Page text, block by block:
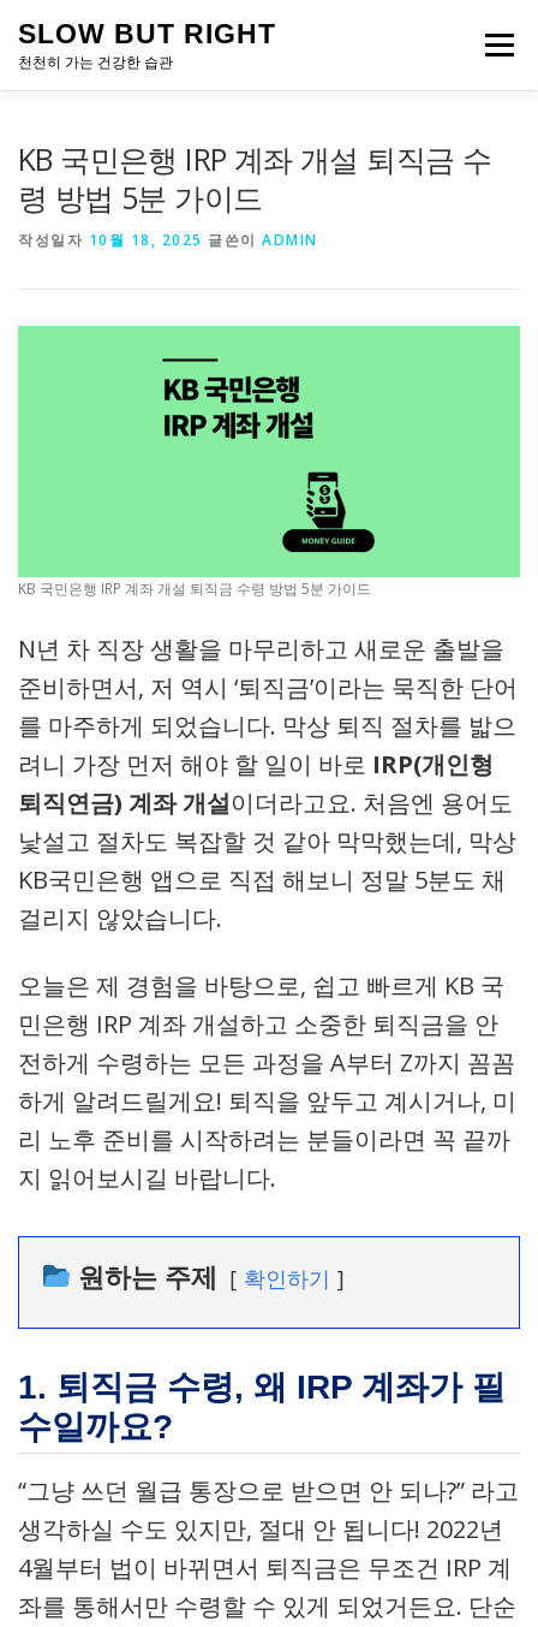
SLOW BUT RIGHT
천천히 가는 건강한 습관
메뉴
KB 국민은행 IRP 계좌 개설 퇴직금 수
령 방법 5분 가이드
작성일자 10월 18, 2025 글쓴이 ADMIN
KB 국민은행 IRP 계좌 개설 퇴직금 수령 방법 5분 가이드
N년 차 직장 생활을 마무리하고 새로운 출발을
준비하면서, 저 역시 ‘퇴직금’이라는 묵직한 단어
를 마주하게 되었습니다. 막상 퇴직 절차를 밟으
려니 가장 먼저 해야 할 일이 바로 IRP(개인형
퇴직연금) 계좌 개설이더라고요. 처음엔 용어도
낯설고 절차도 복잡할 것 같아 막막했는데, 막상
KB국민은행 앱으로 직접 해보니 정말 5분도 채
걸리지 않았습니다.
오늘은 제 경험을 바탕으로, 쉽고 빠르게 KB 국
민은행 IRP 계좌 개설하고 소중한 퇴직금을 안
전하게 수령하는 모든 과정을 A부터 Z까지 꼼꼼
하게 알려드릴게요! 퇴직을 앞두고 계시거나, 미
리 노후 준비를 시작하려는 분들이라면 꼭 끝까
지 읽어보시길 바랍니다.
원하는 주제 확인하기
1. 퇴직금 수령, 왜 IRP 계좌가 필
수일까요?
“그냥 쓰던 월급 통장으로 받으면 안 되나?” 라고
생각하실 수도 있지만, 절대 안 됩니다! 2022년
4월부터 법이 바뀌면서 퇴직금은 무조건 IRP 계
좌를 통해서만 수령할 수 있게 되었거든요. 단순